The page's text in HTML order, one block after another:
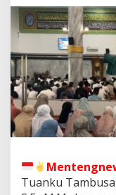
a
n
u
T
a
m
b
u
s
L
a
Tuanku